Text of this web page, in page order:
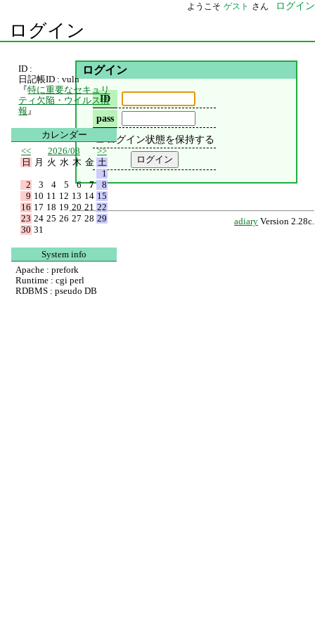
ようこそ ゲスト さん ログイン
ログイン
ログイン
ID
pass
ログイン状態を保持する
adiary Version 2.28c.
ID :
日記帳ID : vuln
『特に重要なセキュリ
ティ欠陥・ウイルス情
報 』
カレンダー
<<
2026/08
>>
日
月 火 水 木 金 土
1
2
3 4 5 6 7
8
9 10 11 12 13 14 15
16 17 18 19 20 21 22
23 24 25 26 27 28 29
30 31
System info
Apache : prefork
Runtime : cgi perl
RDBMS : pseudo DB